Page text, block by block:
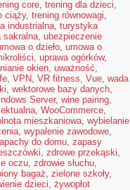
core, trening dla dzieci,
ciąży, trening równowagi,
industrialna, turystyka
sakralna, ubezpieczenie
o dzieło, umowa o
, uprawa ogórków,
okien, uważność,
, VPN, VR fitness, Vue, wada
, wektorowe bazy danych,
Server, wine pairing,
, WooCommerce,
mieszkaniowa, wybielanie
, wypalenie zawodowe,
do domu, zapasy
, zdrowe przekąski,
oczu, zdrowie słuchu,
bagaż, zielone szkoły,
dzieci, żywopłot